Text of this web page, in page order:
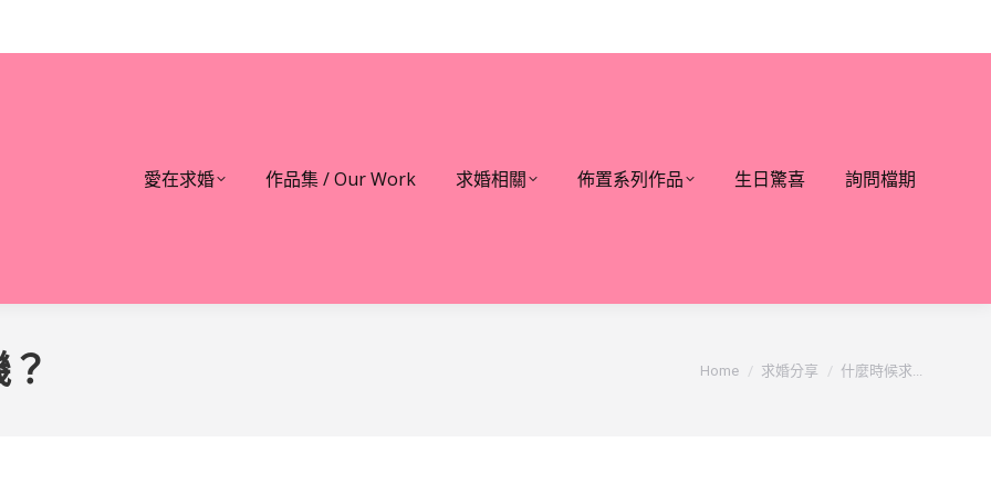
愛在求婚 作品集 / Our Work 求婚相關 佈置系列作品 生日驚喜 詢問檔期
You are here:
Home 求婚分享 什麼時候求...